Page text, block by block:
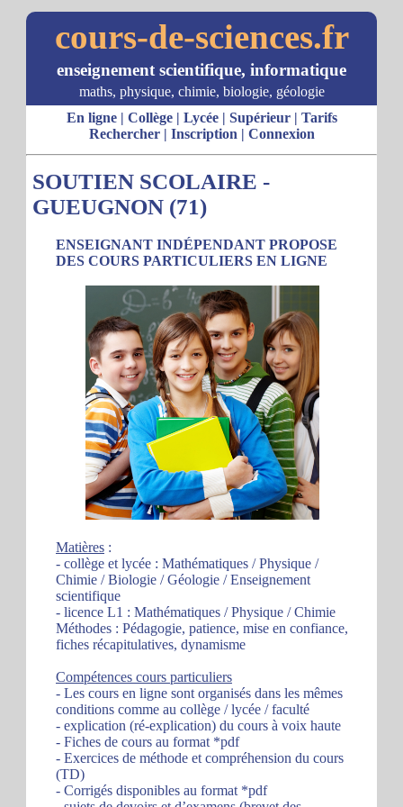
cours-de-sciences.fr
enseignement scientifique, informatique
maths, physique, chimie, biologie, géologie
En ligne| Collège| Lycée| Supérieur| Tarifs
Rechercher| Inscription | Connexion
SOUTIEN SCOLAIRE -
GUEUGNON (71)
ENSEIGNANT INDÉPENDANT PROPOSE
DES COURS PARTICULIERS EN LIGNE
Matières :
- collège et lycée : Mathématiques / Physique /
Chimie / Biologie / Géologie / Enseignement
scientifique
- licence L1 : Mathématiques / Physique / Chimie
Méthodes : Pédagogie, patience, mise en confiance,
fiches récapitulatives, dynamisme
Compétences cours particuliers
- Les cours en ligne sont organisés dans les mêmes
conditions comme au collège / lycée / faculté
- explication (ré-explication) du cours à voix haute
- Fiches de cours au format *pdf
- Exercices de méthode et compréhension du cours
(TD)
- Corrigés disponibles au format *pdf